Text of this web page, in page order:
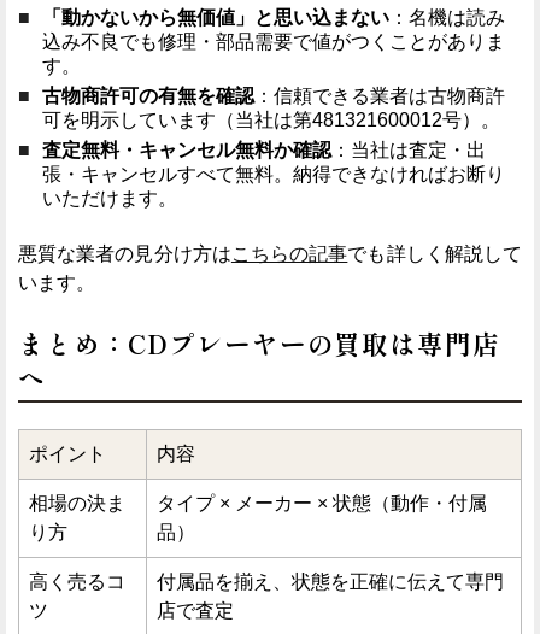
「動かないから無価値」と思い込まない ：名機は読み
込み不良でも修理・部品需要で値がつくことがありま
す。
古物商許可の有無を確認 ：信頼できる業者は古物商許
可を明示しています（当社は第481321600012号）。
査定無料・キャンセル無料か確認 ：当社は査定・出
張・キャンセルすべて無料。納得できなければお断り
いただけます。
悪質な業者の見分け方はこちらの記事でも詳しく解説して
います。
まとめ：CDプレーヤーの買取は専門店
へ
ポイント 内容
相場の決ま
り方
タイプ × メーカー × 状態（動作・付属
品）
高く売るコ
ツ
付属品を揃え、状態を正確に伝えて専門
店で査定